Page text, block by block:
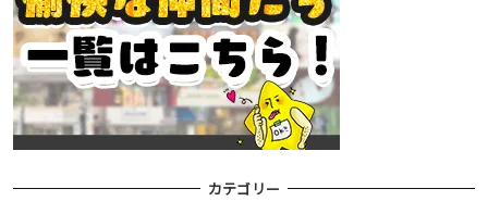
カテゴリー